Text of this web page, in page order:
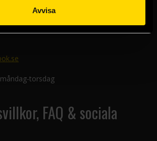
Avvisa
torsdag
FAQ & sociala